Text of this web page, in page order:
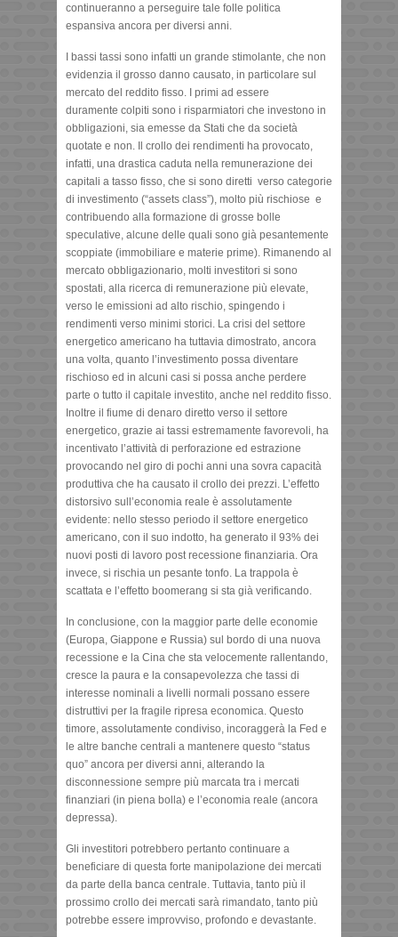
continueranno a perseguire tale folle politica
espansiva ancora per diversi anni.
I bassi tassi sono infatti un grande stimolante, che non
evidenzia il grosso danno causato, in particolare sul
mercato del reddito fisso. I primi ad essere
duramente colpiti sono i risparmiatori che investono in
obbligazioni, sia emesse da Stati che da società
quotate e non. Il crollo dei rendimenti ha provocato,
infatti, una drastica caduta nella remunerazione dei
capitali a tasso fisso, che si sono diretti verso categorie
di investimento (“assets class”), molto più rischiose e
contribuendo alla formazione di grosse bolle
speculative, alcune delle quali sono già pesantemente
scoppiate (immobiliare e materie prime). Rimanendo al
mercato obbligazionario, molti investitori si sono
spostati, alla ricerca di remunerazione più elevate,
verso le emissioni ad alto rischio, spingendo i
rendimenti verso minimi storici. La crisi del settore
energetico americano ha tuttavia dimostrato, ancora
una volta, quanto l’investimento possa diventare
rischioso ed in alcuni casi si possa anche perdere
parte o tutto il capitale investito, anche nel reddito fisso.
Inoltre il fiume di denaro diretto verso il settore
energetico, grazie ai tassi estremamente favorevoli, ha
incentivato l’attività di perforazione ed estrazione
provocando nel giro di pochi anni una sovra capacità
produttiva che ha causato il crollo dei prezzi. L’effetto
distorsivo sull’economia reale è assolutamente
evidente: nello stesso periodo il settore energetico
americano, con il suo indotto, ha generato il 93% dei
nuovi posti di lavoro post recessione finanziaria. Ora
invece, si rischia un pesante tonfo. La trappola è
scattata e l’effetto boomerang si sta già verificando.
In conclusione, con la maggior parte delle economie
(Europa, Giappone e Russia) sul bordo di una nuova
recessione e la Cina che sta velocemente rallentando,
cresce la paura e la consapevolezza che tassi di
interesse nominali a livelli normali possano essere
distruttivi per la fragile ripresa economica. Questo
timore, assolutamente condiviso, incoraggerà la Fed e
le altre banche centrali a mantenere questo “status
quo” ancora per diversi anni, alterando la
disconnessione sempre più marcata tra i mercati
finanziari (in piena bolla) e l’economia reale (ancora
depressa).
Gli investitori potrebbero pertanto continuare a
beneficiare di questa forte manipolazione dei mercati
da parte della banca centrale. Tuttavia, tanto più il
prossimo crollo dei mercati sarà rimandato, tanto più
potrebbe essere improvviso, profondo e devastante.